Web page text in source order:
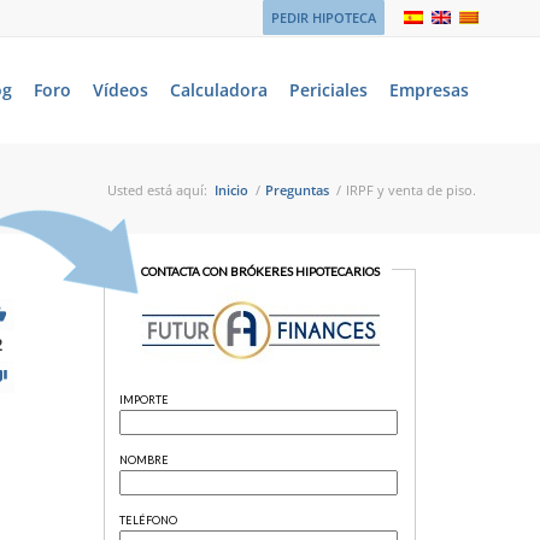
PEDIR HIPOTECA
Foro Vídeos Calculadora Periciales Empresas
Usted está aquí: Inicio / Preguntas / IRPF y venta de piso.